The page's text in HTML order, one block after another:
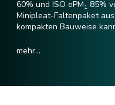
60% und ISO ePM1 85%
Minipleat-Faltenpaket
kompakten Bauweise
Rahmentiefen 100 mm
mehr...